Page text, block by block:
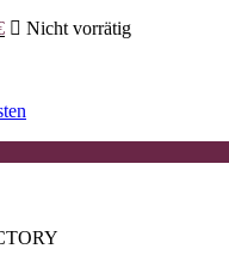
Aktueller
Nicht vorrätig